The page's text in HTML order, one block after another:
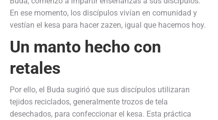
En ese momento, los discípulos vivían en comunidad y
vestían el kesa para hacer zazen, igual que hacemos hoy.
Un manto hecho con
retales
Por ello, el Buda sugirió que sus discípulos utilizaran
tejidos reciclados, generalmente trozos de tela
desechados, para confeccionar el kesa. Esta práctica